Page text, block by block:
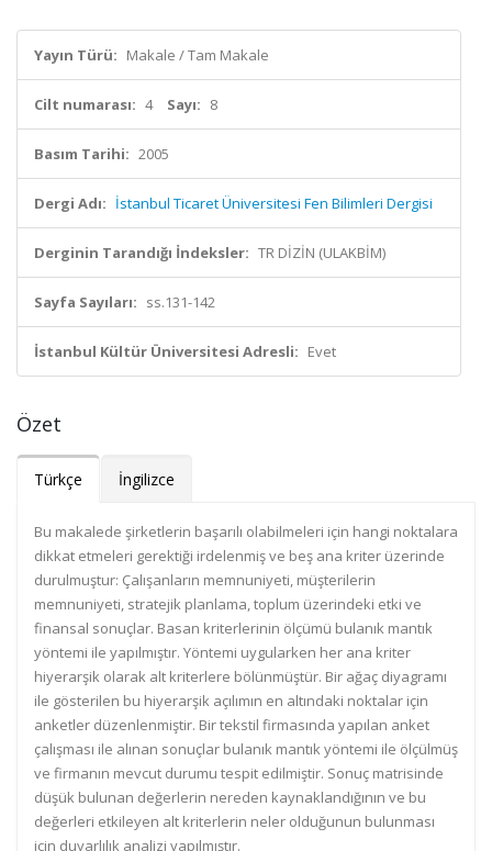
Yayın Türü: Makale / Tam Makale
Cilt numarası: 4 Sayı: 8
Basım Tarihi: 2005
Dergi Adı: İstanbul Ticaret Üniversitesi Fen Bilimleri Dergisi
Derginin Tarandığı İndeksler: TR DİZİN (ULAKBİM)
Sayfa Sayıları: ss.131-142
İstanbul Kültür Üniversitesi Adresli: Evet
Özet
Türkçe İngilizce
Bu makalede şirketlerin başarılı olabilmeleri için hangi noktalara
dikkat etmeleri gerektiği irdelenmiş ve beş ana kriter üzerinde
durulmuştur: Çalışanların memnuniyeti, müşterilerin
memnuniyeti, stratejik planlama, toplum üzerindeki etki ve
finansal sonuçlar. Basan kriterlerinin ölçümü bulanık mantık
yöntemi ile yapılmıştır. Yöntemi uygularken her ana kriter
hiyerarşik olarak alt kriterlere bölünmüştür. Bir ağaç diyagramı
ile gösterilen bu hiyerarşik açılımın en altındaki noktalar için
anketler düzenlenmiştir. Bir tekstil firmasında yapılan anket
çalışması ile alınan sonuçlar bulanık mantık yöntemi ile ölçülmüş
ve firmanın mevcut durumu tespit edilmiştir. Sonuç matrisinde
düşük bulunan değerlerin nereden kaynaklandığının ve bu
değerleri etkileyen alt kriterlerin neler olduğunun bulunması
için duyarlılık analizi yapılmıştır.